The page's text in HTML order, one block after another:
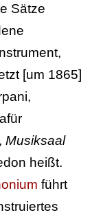
Sätze
[um 1865]
Musiksaal
heißt.
führt